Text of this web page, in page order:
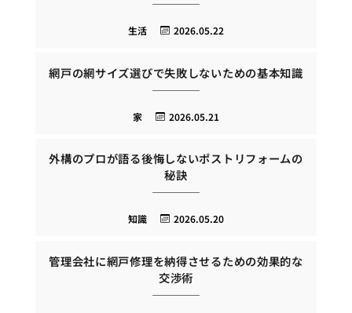
2026.05.22
生活
網戸の網サイズ選びで失敗しないための基本知識
2026.05.21
家
外構のプロが語る後悔しないポストリフォームの
秘訣
2026.05.20
知識
管理会社に網戸修理を納得させるための効果的な
交渉術